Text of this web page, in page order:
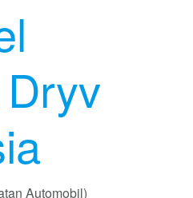
Automobil)